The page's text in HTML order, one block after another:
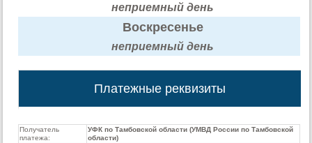
неприемный день
Воскресенье
неприемный день
Платежные реквизиты
Получатель
платежа:
УФК по Тамбовской области (УМВД России по Тамбовской
области)